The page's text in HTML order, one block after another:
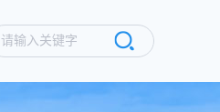
请输入关键字